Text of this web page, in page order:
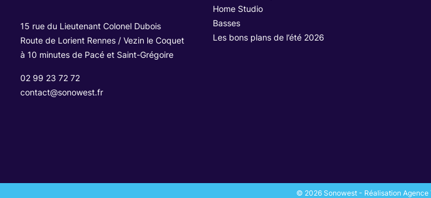
15 rue du Lieutenant Colonel Dubois
Route de Lorient Rennes / Vezin le Coquet
à 10 minutes de Pacé et Saint-Grégoire
02 99 23 72 72
contact@sonowest.fr
Home Studio
Basses
Les bons plans de l’été 2026
© 2026 Sonowest - Réalisation Agence